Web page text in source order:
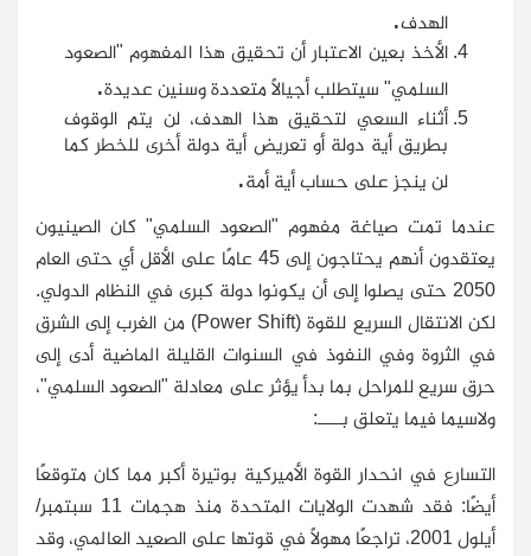
الهدف.
الأخذ بعين الاعتبار أن تحقيق هذا المفهوم "الصعود
السلمي" سيتطلب أجيالًا متعددة وسنين عديدة.
أثناء السعي لتحقيق هذا الهدف، لن يتم الوقوف
بطريق أية دولة أو تعريض أية دولة أخرى للخطر كما
لن ينجز على حساب أية أمة.
عندما تمت صياغة مفهوم "الصعود السلمي" كان الصينيون
يعتقدون أنهم يحتاجون إلى 45 عامًا على الأقل أي حتى العام
2050 حتى يصلوا إلى أن يكونوا دولة كبرى في النظام الدولي.
لكن الانتقال السريع للقوة(Power Shift)من الغرب إلى الشرق
في الثروة وفي النفوذ في السنوات القليلة الماضية أدى إلى
حرق سريع للمراحل بما بدأ يؤثر على معادلة "الصعود السلمي"،
ولاسيما فيما يتعلق بـــــ:
التسارع في انحدار القوة الأميركية بوتيرة أكبر مما كان متوقعًا
أيضًا: فقد شهدت الولايات المتحدة منذ هجمات 11 سبتمبر/
أيلول 2001، تراجعًا مهولًا في قوتها على الصعيد العالمي، وقد